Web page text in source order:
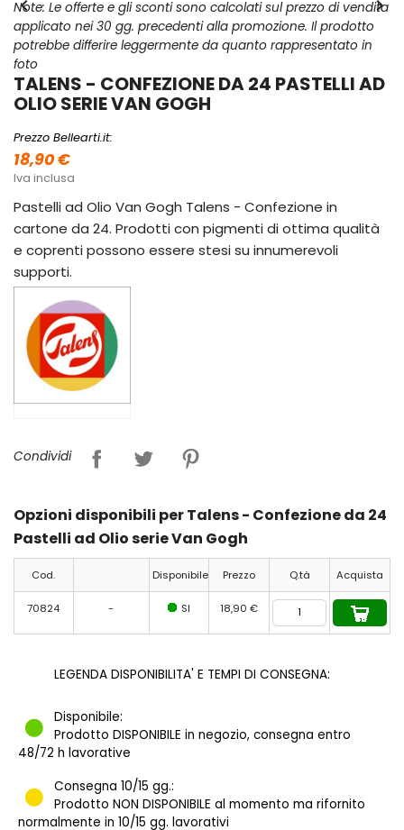
 
Note: Le offerte e gli sconti sono calcolati sul prezzo di vendita
applicato nei 30 gg. precedenti alla promozione. Il prodotto
potrebbe differire leggermente da quanto rappresentato in
foto
TALENS - CONFEZIONE DA 24 PASTELLI AD
OLIO SERIE VAN GOGH
Prezzo Bellearti.it:
18,90 €
Iva inclusa
Pastelli ad Olio Van Gogh Talens - Confezione in
cartone da 24. Prodotti con pigmenti di ottima qualità
e coprenti possono essere stesi su innumerevoli
supporti.
Condividi
Opzioni disponibili per Talens - Confezione da 24
Pastelli ad Olio serie Van Gogh
Cod. Disponibile Prezzo Q.tà Acquista
70824 - SI 18,90 €
LEGENDA DISPONIBILITA' E TEMPI DI CONSEGNA:
Disponibile:
Prodotto DISPONIBILE in negozio, consegna entro
48/72 h lavorative
Consegna 10/15 gg.:
Prodotto NON DISPONIBILE al momento ma rifornito
normalmente in 10/15 gg. lavorativi